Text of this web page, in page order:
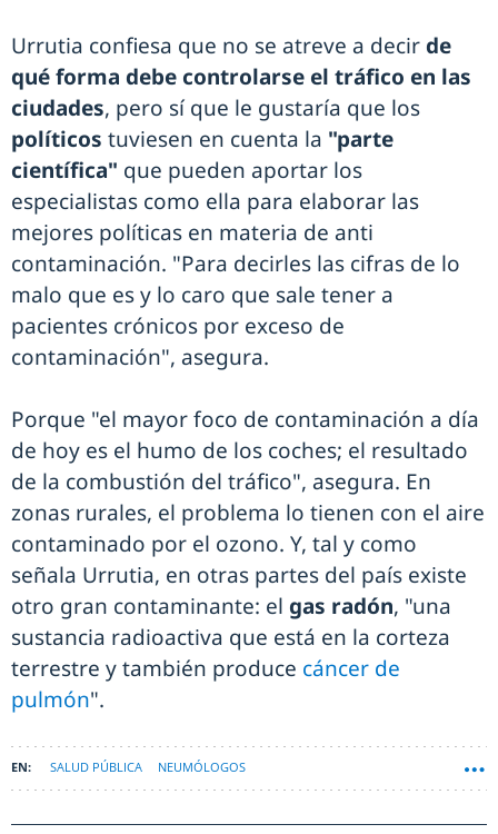
Urrutia confiesa que no se atreve a decir de
qué forma debe controlarse el tráfico en las
ciudades, pero sí que le gustaría que los
políticos tuviesen en cuenta la "parte
científica" que pueden aportar los
especialistas como ella para elaborar las
mejores políticas en materia de anti
contaminación. "Para decirles las cifras de lo
malo que es y lo caro que sale tener a
pacientes crónicos por exceso de
contaminación", asegura.
Porque "el mayor foco de contaminación a día
de hoy es el humo de los coches; el resultado
de la combustión del tráfico", asegura. En
zonas rurales, el problema lo tienen con el aire
contaminado por el ozono. Y, tal y como
señala Urrutia, en otras partes del país existe
otro gran contaminante: el gas radón, "una
sustancia radioactiva que está en la corteza
terrestre y también produce cáncer de
pulmón".
SALUD PÚBLICA NEUMÓLOGOS